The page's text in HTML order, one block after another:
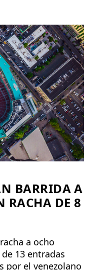
BARRIDA A
RACHA DE 8
a ocho
13 entradas
por el venezolano